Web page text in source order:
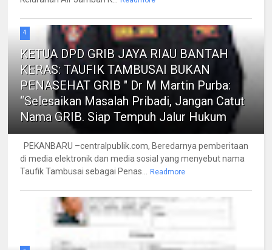
4
KETUA DPD GRIB JAYA RIAU BANTAH
KERAS: TAUFIK TAMBUSAI BUKAN
PENASEHAT GRIB " Dr M Martin Purba:
“Selesaikan Masalah Pribadi, Jangan Catut
Nama GRIB. Siap Tempuh Jalur Hukum
PEKANBARU –centralpublik.com, Beredarnya pemberitaan
di media elektronik dan media sosial yang menyebut nama
Taufik Tambusai sebagai Penas...
Readmore